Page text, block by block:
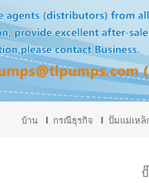
บ้าน กรณีธุรกิจ ปั๊มแม่เห